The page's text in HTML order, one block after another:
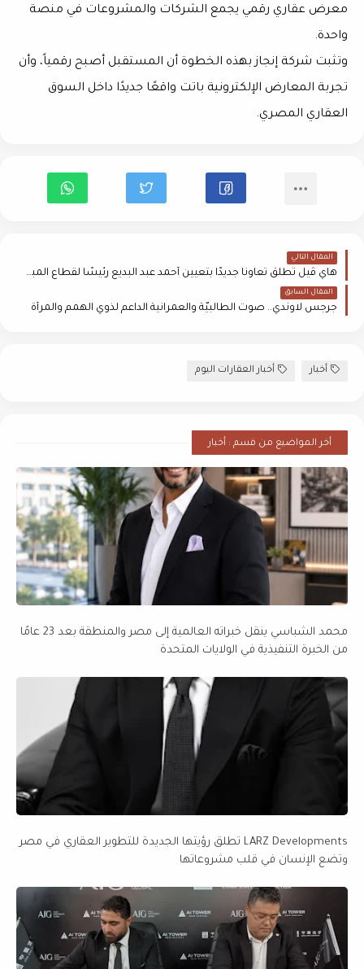
معرض عقاري رقمي يجمع الشركات والمشروعات في منصة
واحدة.
وتثبت شركة إنجازبهذه الخطوة أن المستقبل أصبح رقمياً، وأن
تجربة المعارض الإلكترونية باتت واقعًا جديدًا داخل السوق
العقاري المصري.
المقال التالي
هاي ڤيل تطلق تعاونًا جديدًا بتعيين أحمد عبد البديع رئيسًا لقطاع المبيعات
المقال السابق
جرجس لاوندي.. صوت الطالبيّة والعمرانية الداعم لذوي الهمم والمرأة
أخبار أخبار العقارات اليوم
أخر المواضيع من قسم : أخبار
محمد الشباسي ينقل خبراته العالمية إلى مصر والمنطقة بعد 23 عامًا
من الخبرة التنفيذية في الولايات المتحدة
LARZ Developments تطلق رؤيتها الجديدة للتطوير العقاري في مصر
وتضع الإنسان في قلب مشروعاتها